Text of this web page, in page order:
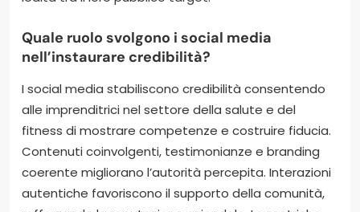
Quale ruolo svolgono i social media
nell’instaurare credibilità?
I social media stabiliscono credibilità consentendo
alle imprenditrici nel settore della salute e del
fitness di mostrare competenze e costruire fiducia.
Contenuti coinvolgenti, testimonianze e branding
coerente migliorano l’autorità percepita. Interazioni
autentiche favoriscono il supporto della comunità,